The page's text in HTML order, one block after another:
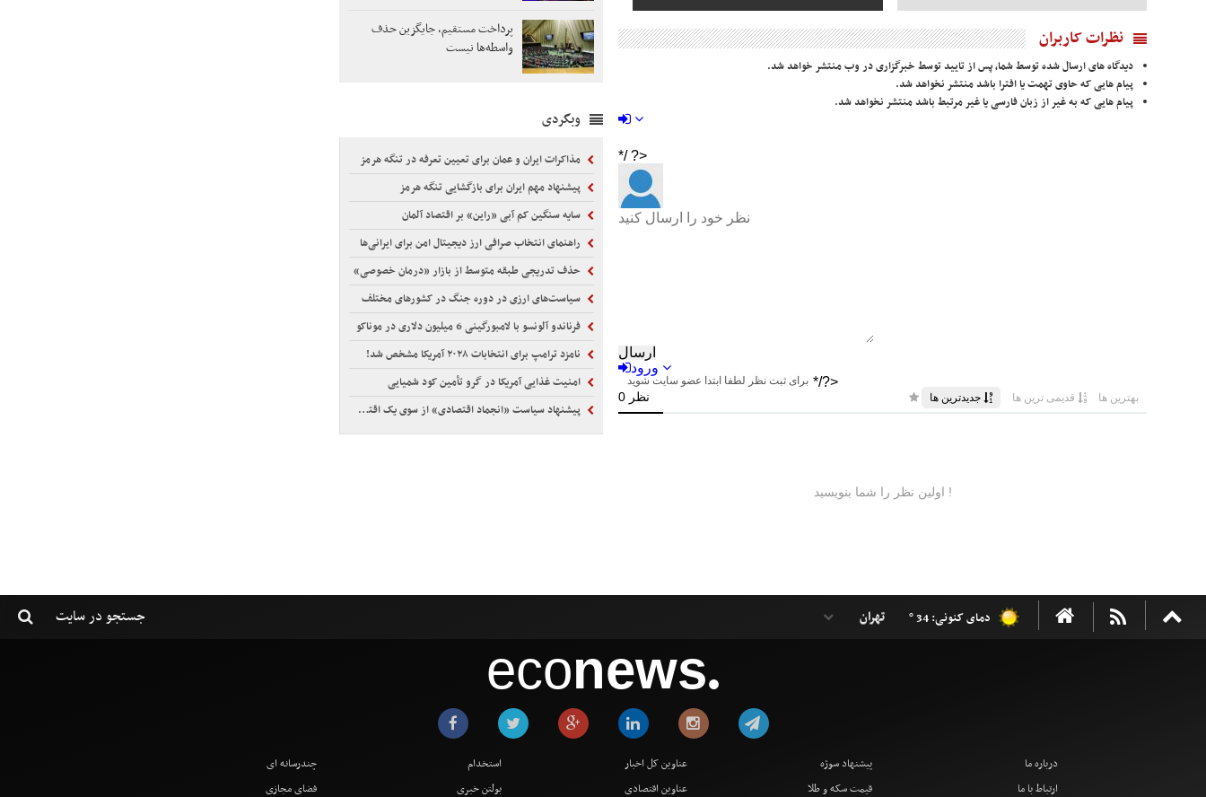
نظرات کاربران
دیدگاه های ارسال شده توسط شما، پس از تایید توسط خبرگزاری در وب منتشر خواهد شد.
پیام هایی که حاوی تهمت یا افترا باشد منتشر نخواهد شد.
پیام هایی که به غیر از زبان فارسی یا غیر مرتبط باشد منتشر نخواهد شد.
پرداخت مستقیم، جایگزین حذف
واسطه‌ها نیست
وبگردی
مذاکرات ایران و عمان برای تعیین تعرفه در تنگه هرمز
پیشنهاد مهم ایران برای بازگشایی تنگه هرمز
سایه سنگین کم آبی «راین» بر اقتصاد آلمان
راهنمای انتخاب صرافی ارز دیجیتال امن برای ایرانی‌ها
حذف تدریجی طبقه متوسط از بازار «درمان خصوصی»
سیاست‌های ارزی در دوره جنگ در کشورهای مختلف
فرناندو آلونسو با لامبورگینی 6 میلیون دلاری در موناکو
نامزد ترامپ برای انتخابات ۲۰۲۸ آمریکا مشخص شد!
امنیت غذایی آمریکا در گرو تأمین کود شمیایی
پیشنهاد سیاست «انجماد اقتصادی» از سوی یک اقتصاددان
دمای کنونی: 34 °
econews●
درباره ما
ارتباط با ما
پیشنهاد سوژه
قیمت سکه و طلا
عناوین کل اخبار
عناوین اقتصادی
استخدام
بولتن خبری
چندرسانه ای
فضای مجازی